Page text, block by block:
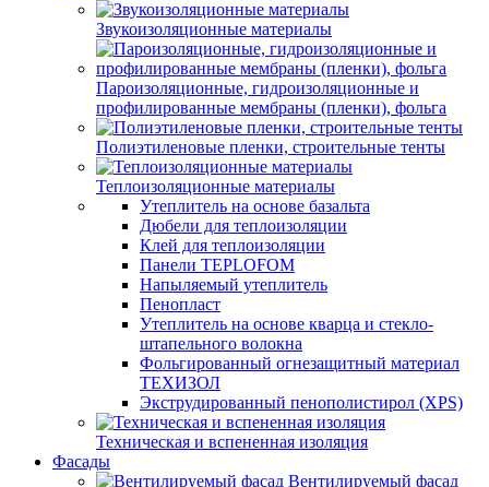
Звукоизоляционные материалы
Пароизоляционные, гидроизоляционные и
профилированные мембраны (пленки), фольга
Полиэтиленовые пленки, строительные тенты
Теплоизоляционные материалы
Утеплитель на основе базальта
Дюбели для теплоизоляции
Клей для теплоизоляции
Панели TEPLOFOM
Напыляемый утеплитель
Пенопласт
Утеплитель на основе кварца и стекло-
штапельного волокна
Фольгированный огнезащитный материал
ТЕХИЗОЛ
Экструдированный пенополистирол (XPS)
Техническая и вспененная изоляция
Фасады
Вентилируемый фасад